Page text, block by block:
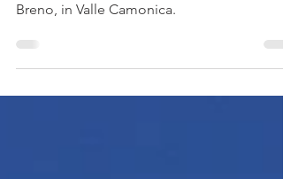
Dal 18 maggio 2020 riaprono musei, siti
Breno, in Valle Camonica.